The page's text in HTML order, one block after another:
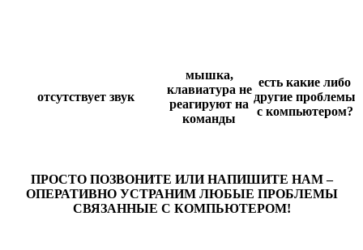
отсутствует звук
мышка,
клавиатура не
реагируют на
команды
есть какие либо
другие проблемы
с компьютером?
ПРОСТО ПОЗВОНИТЕ ИЛИ НАПИШИТЕ НАМ –
ОПЕРАТИВНО УСТРАНИМ ЛЮБЫЕ ПРОБЛЕМЫ
СВЯЗАННЫЕ С КОМПЬЮТЕРОМ!